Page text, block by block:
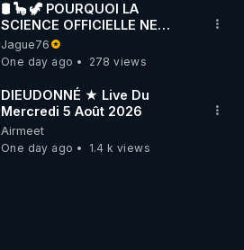
🛢 🦕 🦖 POURQUOI LA
SCIENCE OFFICIELLE NE
CONNAÎT-ELLE PAS LA VRAIE
ORIGINE DU PÉTROLE ?
Jague76
One day ago
278 views
DIEUDONNÉ ★ Live Du
Mercredi 5 Août 2026
Airmeet
One day ago
1.4 k views